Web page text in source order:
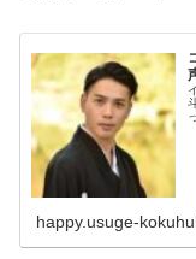
斗
happy.usuge-